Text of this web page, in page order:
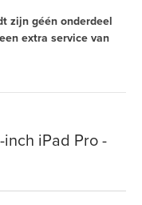
zijn géén onderdeel
extra service van
iPad Pro -